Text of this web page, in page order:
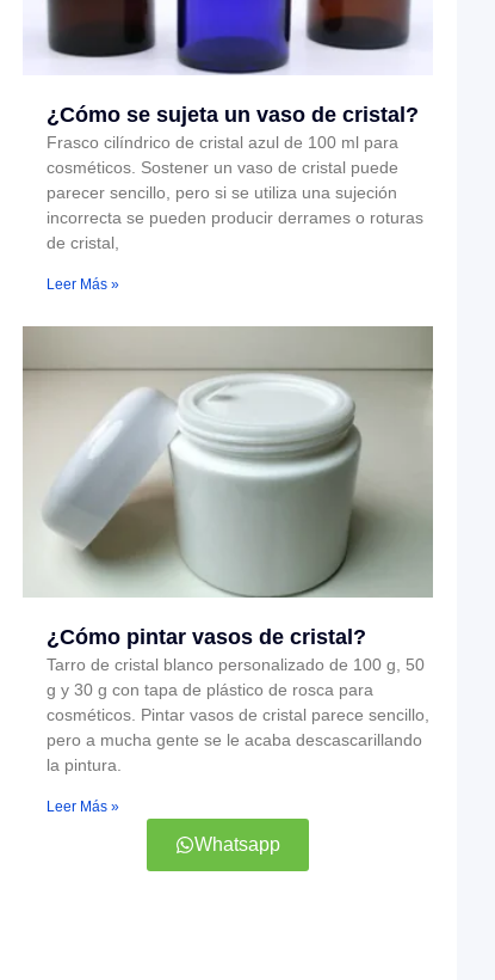
¿Cómo se sujeta un vaso de cristal?
Frasco cilíndrico de cristal azul de 100 ml para
cosméticos. Sostener un vaso de cristal puede
parecer sencillo, pero si se utiliza una sujeción
incorrecta se pueden producir derrames o roturas
de cristal,
Leer Más »
¿Cómo pintar vasos de cristal?
Tarro de cristal blanco personalizado de 100 g, 50
g y 30 g con tapa de plástico de rosca para
cosméticos. Pintar vasos de cristal parece sencillo,
pero a mucha gente se le acaba descascarillando
la pintura.
Leer Más »
Whatsapp